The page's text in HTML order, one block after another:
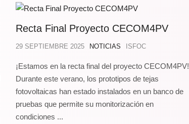
Recta Final Proyecto CECOM4PV
29 SEPTIEMBRE 2025 NOTICIAS ISFOC
¡Estamos en la recta final del proyecto CECOM4PV!
Durante este verano, los prototipos de tejas
fotovoltaicas han estado instalados en un banco de
pruebas que permite su monitorización en
condiciones ...